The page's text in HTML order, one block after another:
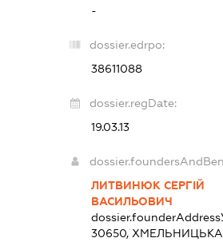
-
dossier.edrpo:
38611088
dossier.regDate:
19.03.13
ЛИТВИНЮК СЕРГІЙ
ВАСИЛЬОВИЧ
dossier.founderAddress
30650,